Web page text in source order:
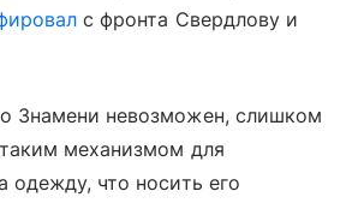
с фронта Свердлову и
Знамени невозможен, слишком
механизмом для
одежду, что носить его